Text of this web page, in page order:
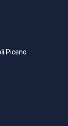
Piceno